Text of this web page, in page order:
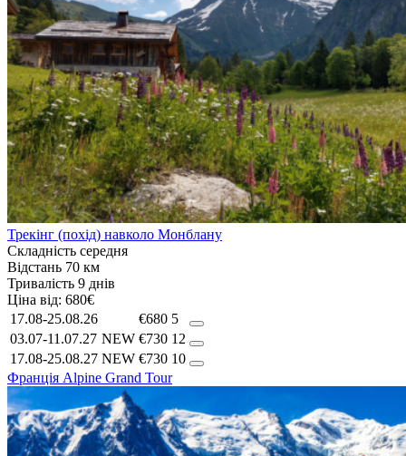
Трекінг (похід) навколо Монблану
Складність середня
Відстань 70 км
Тривалість 9 днів
Ціна від: 680€
17.08-25.08.26
€680 5
03.07-11.07.27 NEW €730 12
17.08-25.08.27 NEW €730 10
Франція Alpine Grand Tour